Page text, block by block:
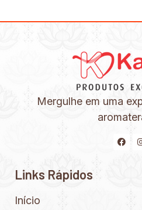
Mergulhe em uma
Links Rápidos
Início